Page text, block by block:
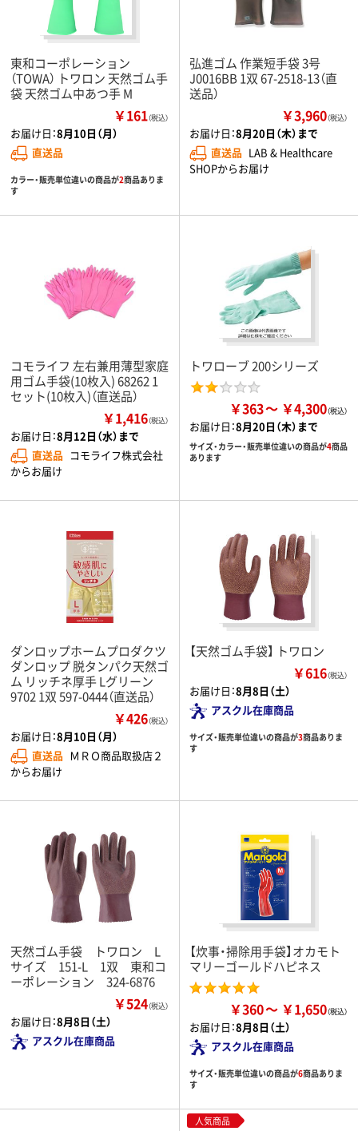
東和コーポレーション
（TOWA） トワロン 天然ゴム手
袋 天然ゴム中あつ手 M
￥161（税込）
お届け日：8月10日（月）
直送品
カラー・販売単位違いの商品が2商品ありま
す
弘進ゴム 作業短手袋 3号
J0016BB 1双 67-2518-13（直
送品）
￥3,960（税込）
お届け日：8月20日（木）まで
直送品 LAB & Healthcare
SHOPからお届け
コモライフ 左右兼用薄型家庭
用ゴム手袋(10枚入) 68262 1
セット(10枚入)（直送品）
￥1,416（税込）
お届け日：8月12日（水）まで
直送品 コモライフ株式会社
からお届け
トワローブ 200シリーズ
￥363 ￥4,300
お届け日：8月20日（木）まで
サイズ・カラー・販売単位違いの商品が4商品
あります
ダンロップホームプロダクツ
ダンロップ 脱タンパク天然ゴ
ム リッチネ厚手 Lグリーン
9702 1双 597-0444（直送品）
￥426（税込）
お届け日：8月10日（月）
直送品 ＭＲＯ商品取扱店２
からお届け
【天然ゴム手袋】 トワロン
￥616（税込）
お届け日：8月8日（土）
アスクル在庫商品
サイズ・販売単位違いの商品が3商品ありま
す
天然ゴム手袋 トワロン L
サイズ 151-L 1双 東和コ
ーポレーション 324-6876
￥524（税込）
お届け日：8月8日（土）
アスクル在庫商品
【炊事・掃除用手袋】オカモト
マリーゴールドハピネス
￥360 ￥1,650
お届け日：8月8日（土）
アスクル在庫商品
サイズ・販売単位違いの商品が6商品ありま
す
人気商品